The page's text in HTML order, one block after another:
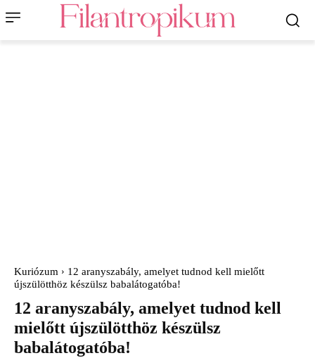
Kuriózum
12 aranyszabály, amelyet tudnod kell mielőtt
újszülötthöz készülsz babalátogatóba!
12 aranyszabály, amelyet tudnod kell
mielőtt újszülötthöz készülsz
babalátogatóba!